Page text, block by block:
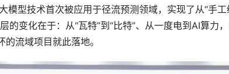
模型技术首次被应用于径流预测领域，实现了从“手工
的变化在于：从“瓦特”到“比特”、从一度电到AI算力
流域项目就此落地。